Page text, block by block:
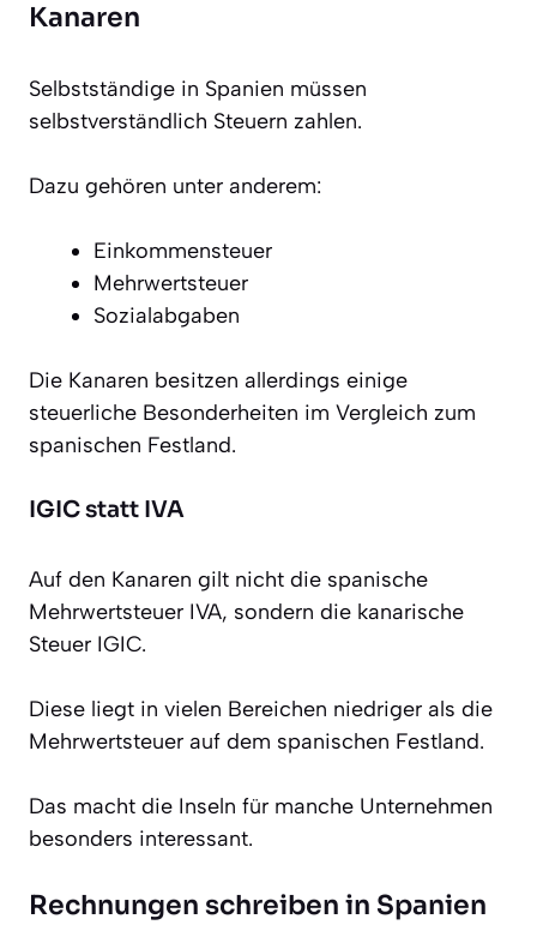
Kanaren
Selbstständige in Spanien müssen
selbstverständlich Steuern zahlen.
Dazu gehören unter anderem:
Einkommensteuer
Mehrwertsteuer
Sozialabgaben
Die Kanaren besitzen allerdings einige
steuerliche Besonderheiten im Vergleich zum
spanischen Festland.
IGIC statt IVA
Auf den Kanaren gilt nicht die spanische
Mehrwertsteuer IVA, sondern die kanarische
Steuer IGIC.
Diese liegt in vielen Bereichen niedriger als die
Mehrwertsteuer auf dem spanischen Festland.
Das macht die Inseln für manche Unternehmen
besonders interessant.
Rechnungen schreiben in Spanien